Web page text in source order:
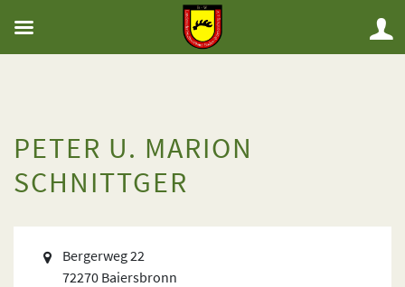
PETER U. MARION
SCHNITTGER
Bergerweg 22
72270 Baiersbronn